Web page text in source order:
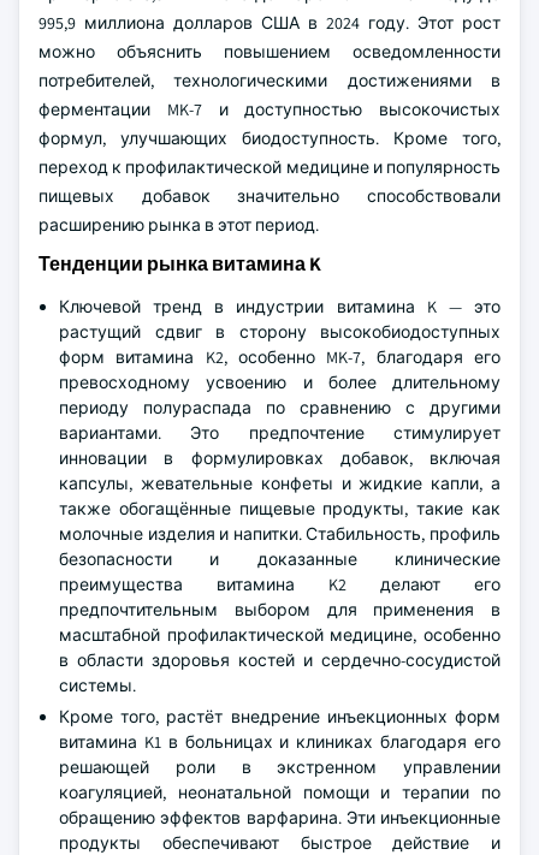
995,9 миллиона долларов США в 2024 году. Этот рост
можно объяснить повышением осведомленности
потребителей, технологическими достижениями в
ферментации MK-7 и доступностью высокочистых
формул, улучшающих биодоступность. Кроме того,
переход к профилактической медицине и популярность
пищевых добавок значительно способствовали
расширению рынка в этот период.
Тенденции рынка витамина K
Ключевой тренд в индустрии витамина K — это
растущий сдвиг в сторону высокобиодоступных
форм витамина K2, особенно MK-7, благодаря его
превосходному усвоению и более длительному
периоду полураспада по сравнению с другими
вариантами. Это предпочтение стимулирует
инновации в формулировках добавок, включая
капсулы, жевательные конфеты и жидкие капли, а
также обогащённые пищевые продукты, такие как
молочные изделия и напитки. Стабильность, профиль
безопасности и доказанные клинические
преимущества витамина K2 делают его
предпочтительным выбором для применения в
масштабной профилактической медицине, особенно
в области здоровья костей и сердечно-сосудистой
системы.
Кроме того, растёт внедрение инъекционных форм
витамина K1 в больницах и клиниках благодаря его
решающей роли в экстренном управлении
коагуляцией, неонатальной помощи и терапии по
обращению эффектов варфарина. Эти инъекционные
продукты обеспечивают быстрое действие и